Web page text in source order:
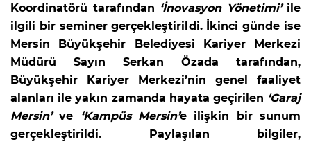
Koordinatörü tarafından ‘İnovasyon Yönetimi’ile
ilgili bir seminer gerçekleştirildi. İkinci günde ise
Mersin Büyükşehir Belediyesi Kariyer Merkezi
Müdürü Sayın Serkan Özada tarafından,
Büyükşehir Kariyer Merkezi’nin genel faaliyet
alanları ile yakın zamanda hayata geçirilen ‘Garaj
Mersin’ve ‘Kampüs Mersin’e ilişkin bir sunum
gerçekleştirildi. Paylaşılan bilgiler,